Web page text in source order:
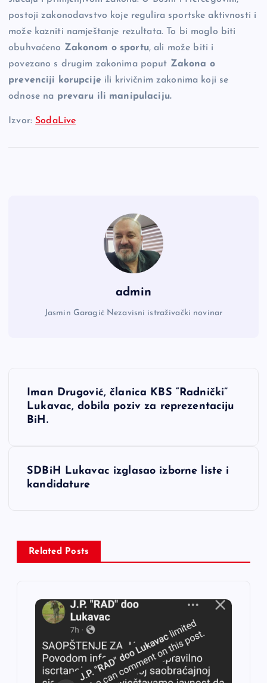
postoji zakonodavstvo koje regulira sportske aktivnosti i
može kazniti namještanje rezultata. To bi moglo biti
obuhvaćeno Zakonom o sportu, ali može biti i
povezano s drugim zakonima poput Zakona o
prevenciji korupcijeili krivičnim zakonima koji se
odnose na prevaru ili manipulaciju.
Izvor: SodaLive
admin
Jasmin Garagić Nezavisni istraživački novinar
N
c
Iman Drugović, članica KBS “Radnički”
Lukavac, dobila poziv za reprezentaciju
BiH.
SDBiH Lukavac izglasao izborne liste i
kandidature
Related Posts